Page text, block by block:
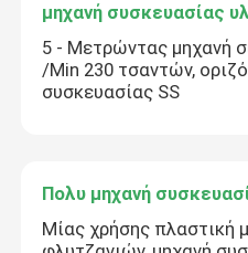
μηχανή συσκευασίας
5 - Μετρώντας μηχανή
/Min 230 τσαντών,
συσκευασίας SS
Πολυ μηχανή
Μίας χρήσης πλαστική